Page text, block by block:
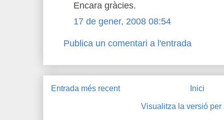
Encara gràcies.
17 de gener, 2008 08:54
Publica un comentari a l'entrada
Entrada més recent Inici
Visualitza la versió per